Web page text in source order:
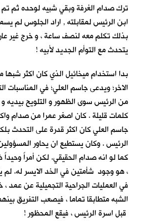
ترك صدام الغرفة وبقي شبيه لوحده ثم
ابن الرئيس لمقابلته , اراد الجلوس لم
بذلك تكلم معه لنصف ساعة ، و خرج غير
يتحدث مع التوأم الجديد لأبيه !
بدا استخدام ميخائيل الذي كان اكثر شبها
الاخر؛ ويدعى جاسم العلي؛ في المناسبات
من الرئيس سوى الظهور و التلويح بيديه
كلمات قليلة . كان اصغر عمرا من صدام
جاسم العلي كان اكثر قدرة على التحدث
الرئيس . وكان يستطيع ان يحاور
كما لو انه صدام الحقيقي. لكن أمراً
، هو وجود شأمتين في الخد الايسر له. لم
في العمليات الجراحية التجميلية عن عمد
الشبه متطابقا تماما ، فيصعب التفريق
قبل اسرة الرئيس ، فيقع المحظور !